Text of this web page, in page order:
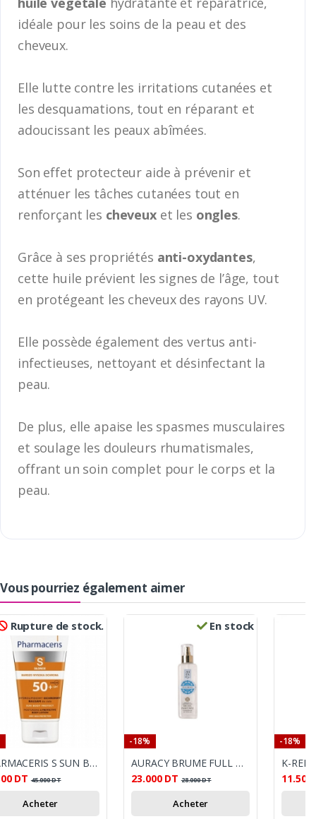
idéale pour les soins de la peau et des
cheveux.
Elle lutte contre les irritations cutanées et
les desquamations, tout en réparant et
adoucissant les peaux abîmées.
Son effet protecteur aide à prévenir et
atténuer les tâches cutanées tout en
renforçant les cheveuxet les ongles.
Grâce à ses propriétés anti-oxydantes,
cette huile prévient les signes de l’âge, tout
en protégeant les cheveux des rayons UV.
Elle possède également des vertus anti-
infectieuses, nettoyant et désinfectant la
peau.
De plus, elle apaise les spasmes musculaires
et soulage les douleurs rhumatismales,
offrant un soin complet pour le corps et la
peau.
Vous pourriez également aimer
Rupture de stock.
PHARMACERIS S SUN BODY PROTECT SPF 50+ 150 ML
DT 45.000DT
Acheter
En stock
-18%
AURACY BRUME FULL MOON
23.000 DT 28.000DT
Acheter
-18%
11.500